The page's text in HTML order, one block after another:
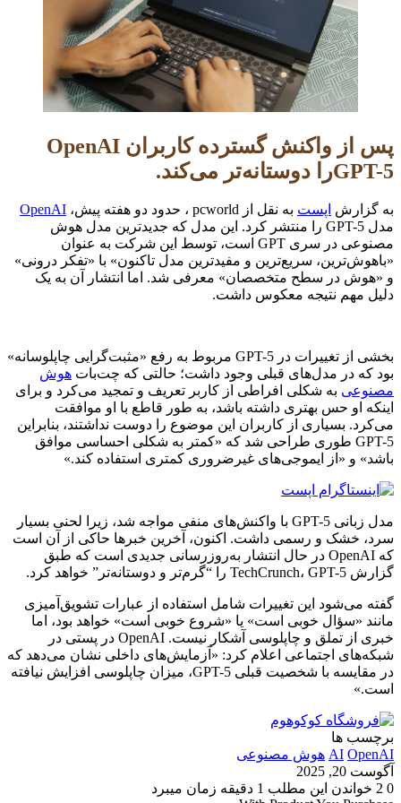
پس از واکنش گسترده کاربران OpenAI
GPT-5را دوستانه‌تر می‌کند.
به گزارش اپست به نقل از pcworld ، حدود دو هفته پیش،
OpenAI
مدل GPT-5 را منتشر کرد. این مدل که جدیدترین مدل هوش
مصنوعی در سری GPT است، توسط این شرکت به عنوان
«باهوش‌ترین، سریع‌ترین و مفیدترین مدل تاکنون» با «تفکر درونی»
و «هوش در سطح متخصصان» معرفی شد. اما انتشار آن به یک
دلیل مهم نتیجه معکوس داشت.
بخشی از تغییرات در GPT-5 مربوط به رفع «مثبت‌گرایی چاپلوسانه»
بود که در مدل‌های قبلی وجود داشت؛ حالتی که چت‌بات هوش
مصنوعی به شکلی افراطی از کاربر تعریف و تمجید می‌کرد و برای
اینکه او حس بهتری داشته باشد، به طور قاطع با او موافقت
می‌کرد. بسیاری از کاربران این موضوع را دوست نداشتند، بنابراین
GPT-5 طوری طراحی شد که «کمتر به شکلی احساسی موافق
باشد» و «از ایموجی‌های غیرضروری کمتری استفاده کند.»
مدل زبانی GPT-5 با واکنش‌های منفی مواجه شد، زیرا لحنی بسیار
سرد، خشک و رسمی داشت. اکنون، آخرین خبرها حاکی از آن است
که OpenAI در حال انتشار به‌روزرسانی جدیدی است که طبق
گزارش TechCrunch، GPT-5 را “گرم‌تر و دوستانه‌تر” خواهد کرد.
گفته می‌شود این تغییرات شامل استفاده از عبارات تشویق‌آمیزی
مانند «سؤال خوبی است» یا «شروع خوبی است» خواهد بود، اما
خبری از تملق و چاپلوسی آشکار نیست. OpenAI در پستی در
شبکه‌های اجتماعی اعلام کرد: «آزمایش‌های داخلی نشان می‌دهد که
در مقایسه با شخصیت قبلی GPT-5، میزان چاپلوسی افزایش نیافته
است.»
برچسب ها
AI OpenAI
هوش مصنوعی
آگوست 20, 2025
0
خواندن این مطلب 1 دقیقه زمان میبرد